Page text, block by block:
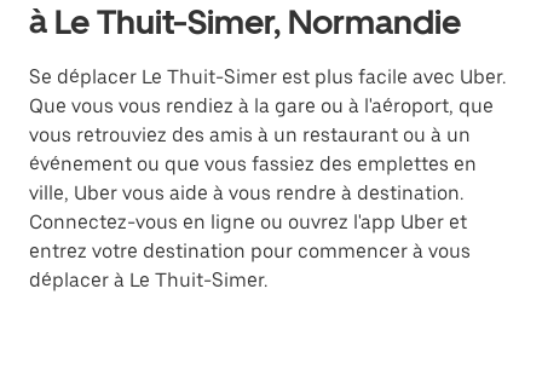
à Le Thuit-Simer, Normandie
Se déplacer Le Thuit-Simer est plus facile avec Uber.
Que vous vous rendiez à la gare ou à l'aéroport, que
vous retrouviez des amis à un restaurant ou à un
événement ou que vous fassiez des emplettes en
ville, Uber vous aide à vous rendre à destination.
Connectez-vous en ligne ou ouvrez l'app Uber et
entrez votre destination pour commencer à vous
déplacer à Le Thuit-Simer.